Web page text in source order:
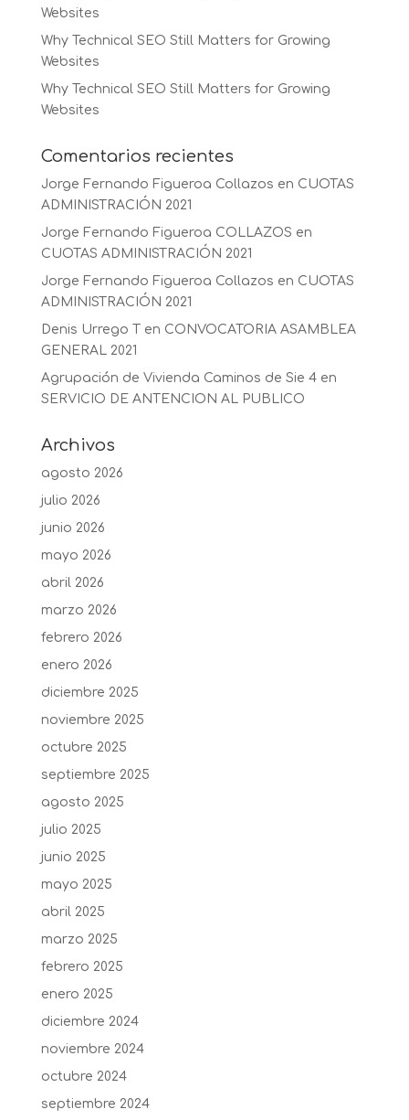
Websites
Why Technical SEO Still Matters for Growing
Websites
Why Technical SEO Still Matters for Growing
Websites
Comentarios recientes
Jorge Fernando Figueroa Collazos en CUOTAS
ADMINISTRACIÓN 2021
Jorge Fernando Figueroa COLLAZOS en
CUOTAS ADMINISTRACIÓN 2021
Jorge Fernando Figueroa Collazos en CUOTAS
ADMINISTRACIÓN 2021
Denis Urrego T
en CONVOCATORIA ASAMBLEA
GENERAL 2021
Agrupación de Vivienda Caminos de Sie 4en
SERVICIO DE ANTENCION AL PUBLICO
Archivos
agosto 2026
julio 2026
junio 2026
mayo 2026
abril 2026
marzo 2026
febrero 2026
enero 2026
diciembre 2025
noviembre 2025
octubre 2025
septiembre 2025
agosto 2025
julio 2025
junio 2025
mayo 2025
abril 2025
marzo 2025
febrero 2025
enero 2025
diciembre 2024
noviembre 2024
octubre 2024
septiembre 2024